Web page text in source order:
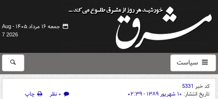
جمعه ۱۶ مرداد ۱۴۰۵ -
Aug
7 2026
سیاست
کد خبر 5331
تاریخ انتشار: ۱۰ شهریور ۱۳۸۹ - ۰۲:۳۹ ۰ نظر
چاپ